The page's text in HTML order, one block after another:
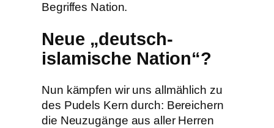
Begriffes Nation.
Neue „deutsch-
islamische Nation“?
Nun kämpfen wir uns allmählich zu
des Pudels Kern durch: Bereichern
die Neuzugänge aus aller Herren